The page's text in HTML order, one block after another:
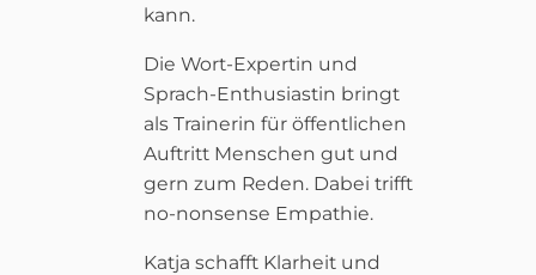
kann.
Die Wort-Expertin und
Sprach-Enthusiastin bringt
als Trainerin für öffentlichen
Auftritt Menschen gut und
gern zum Reden. Dabei trifft
no-nonsense Empathie.
Katja schafft Klarheit und